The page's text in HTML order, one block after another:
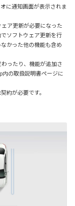
に通知画面が表示されま
ア更新が必要になった
ソフトウェア更新を行
かった他の機能も含め
ったり、機能が追加さ
の取扱説明書ページに
約が必要です。